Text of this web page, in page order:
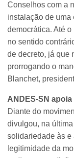
Conselhos com a
instalação de uma
democrática. Até
no sentido
de decreto, já que
prorrogando o
Blanchet,
ANDES-SN apoia
Diante do
divulgou, na
solidariedade às e
legitimidade da